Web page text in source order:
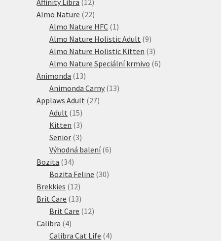
produktů
Almo Nature 2222
produktů
Almo Nature HFC 1 1
produkt
Almo Nature Holistic Adult 99
produktů
Almo Nature Holistic Kitten 33
produkty
Almo Nature Speciální krmivo 66
Animonda 1313
produktů
Animonda Carny 1313
Applaws Adult 2727
Adult 1515
produktů
Kitten 33
produkty
Senior 33
produkty
Výhodná balení 66
Bozita 3434
produktů
Bozita Feline 3030
Brekkies 1212
produktů
Brit Care 1313
produktů
Brit Care 1212
Calibra 44
produkty
Calibra Cat Life 44